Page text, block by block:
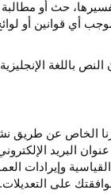
حث أو
أي قوانين أو
النص باللغة الإنجليزية
الخاص عن طريق
البريد
وإيرادات
على